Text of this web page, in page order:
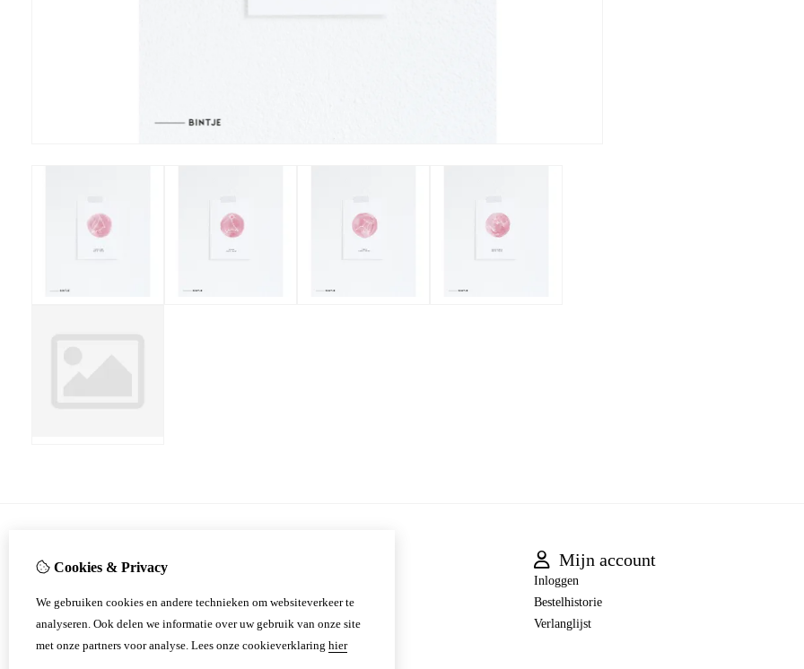
Informatie
Verkooppunten
Verzending
Disclaimer
Mijn account
Inloggen
Bestelhistorie
Verlanglijst
Cookies & Privacy
We gebruiken cookies en andere technieken om websiteverkeer te
analyseren. Ook delen we informatie over uw gebruik van onze site
met onze partners voor analyse. Lees onze cookieverklaring hier